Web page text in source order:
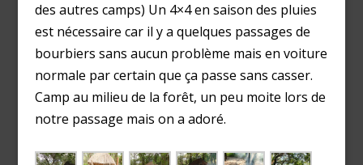
des autres camps) Un 4×4 en saison des pluies
est nécessaire car il y a quelques passages de
bourbiers sans aucun problème mais en voiture
normale par certain que ça passe sans casser.
Camp au milieu de la forêt, un peu moite lors de
notre passage mais on a adoré.